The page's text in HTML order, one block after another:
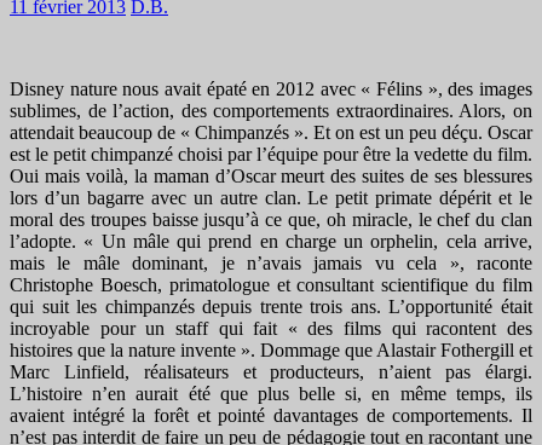
11 février 2013 D.B.
Disney nature nous avait épaté en 2012 avec « Félins », des images
sublimes, de l’action, des comportements extraordinaires. Alors, on
attendait beaucoup de « Chimpanzés ». Et on est un peu déçu. Oscar
est le petit chimpanzé choisi par l’équipe pour être la vedette du film.
Oui mais voilà, la maman d’Oscar meurt des suites de ses blessures
lors d’un bagarre avec un autre clan. Le petit primate dépérit et le
moral des troupes baisse jusqu’à ce que, oh miracle, le chef du clan
l’adopte. « Un mâle qui prend en charge un orphelin, cela arrive,
mais le mâle dominant, je n’avais jamais vu cela », raconte
Christophe Boesch, primatologue et consultant scientifique du film
qui suit les chimpanzés depuis trente trois ans. L’opportunité était
incroyable pour un staff qui fait « des films qui racontent des
histoires que la nature invente ». Dommage que Alastair Fothergill et
Marc Linfield, réalisateurs et producteurs, n’aient pas élargi.
L’histoire n’en aurait été que plus belle si, en même temps, ils
avaient intégré la forêt et pointé davantages de comportements. Il
n’est pas interdit de faire un peu de pédagogie tout en racontant une